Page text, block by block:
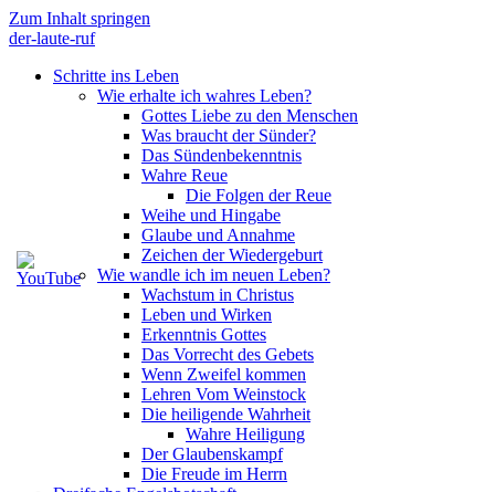
Zum Inhalt springen
der-laute-ruf
Schritte ins Leben
Wie erhalte ich wahres Leben?
Gottes Liebe zu den Menschen
Was braucht der Sünder?
Das Sündenbekenntnis
Wahre Reue
Die Folgen der Reue
Weihe und Hingabe
Glaube und Annahme
Zeichen der Wiedergeburt
Wie wandle ich im neuen Leben?
Wachstum in Christus
Leben und Wirken
Erkenntnis Gottes
Das Vorrecht des Gebets
Wenn Zweifel kommen
Lehren Vom Weinstock
Die heiligende Wahrheit
Wahre Heiligung
Der Glaubenskampf
Die Freude im Herrn